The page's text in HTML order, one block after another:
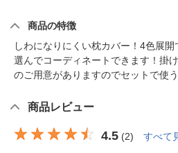
商品の特徴
しわになりにくい枕カバー！4色展
選んでコーディネートできます！掛
のご用意がありますのでセットで使
商品レビュー
4.5 (2) すべて